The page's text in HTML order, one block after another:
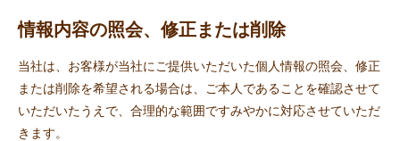
情報内容の照会、修正または削除
当社は、お客様が当社にご提供いただいた個人情報の照会、修正
または削除を希望される場合は、ご本人であることを確認させて
いただいたうえで、合理的な範囲ですみやかに対応させていただ
きます。